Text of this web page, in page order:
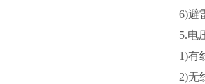
6)避
5.电
1)有
2)无